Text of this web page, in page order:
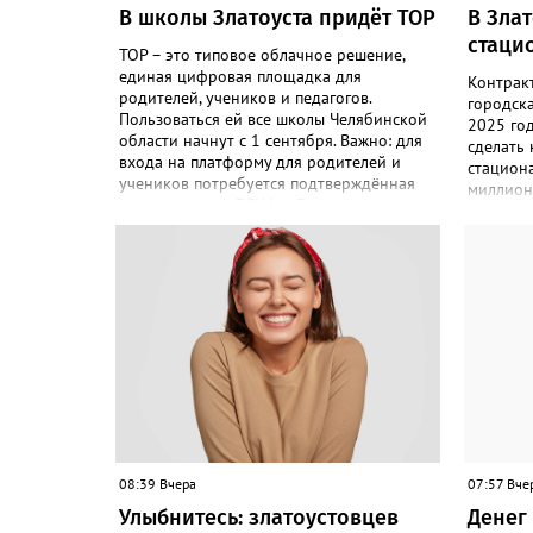
В школы Златоуста придёт ТОР
ТОР – это типовое облачное решение,
единая цифровая площадка для
родителей, учеников и педагогов.
Пользоваться ей все школы Челябинской
области начнут с 1 сентября. Важно: для
входа на платформу для родителей и
учеников потребуется подтверждённая
автоматизировать управление
образовательными процессами и
объединить разрозненные школьные
сервисы в одну безопасную
государственную экосистему, - сообщили
в региональном министерстве
образования. - Платформа ТОР “Моя
школа” объединит все школьные сервисы
в единую безопасную государственную
экосистему. Предполагается, что переход
пройдёт максимально комфортно для
пользователей». Привычные функции -
оценки, расписание, домашние задания,
связь с учителями, знакомые
пользователям экосистемы «Госуслуги
В
2025
–
чёрном
08:39 Вчера
Улыбнитесь: златоустовцев
07:57
Денег